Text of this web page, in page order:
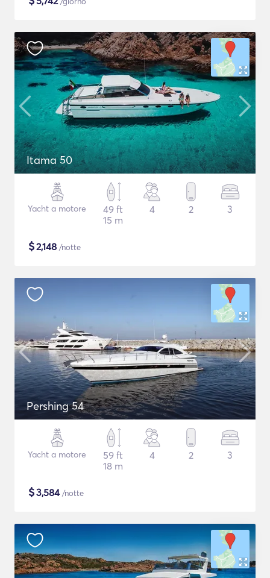
Itama 50
Yacht a motore
49 ft
15 m
4 2 3
$2,148 /notte
Pershing 54
Yacht a motore
59 ft
18 m
4 2 3
$3,584/notte